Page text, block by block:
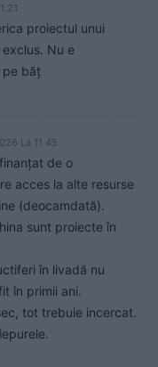
proiectul unui
Nu e
pe băț
La 11.45
de o
acces la alte resurse
(deocamdată).
sunt proiecte în
în livadă nu
în primii ani.
tot trebuie incercat.